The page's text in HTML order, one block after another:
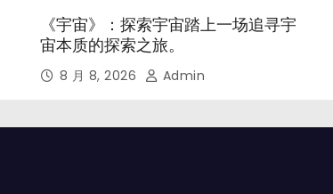
《宇宙》：探索宇宙踏上一场追寻宇
宙本质的探索之旅。
8 月 8, 2026 Admin